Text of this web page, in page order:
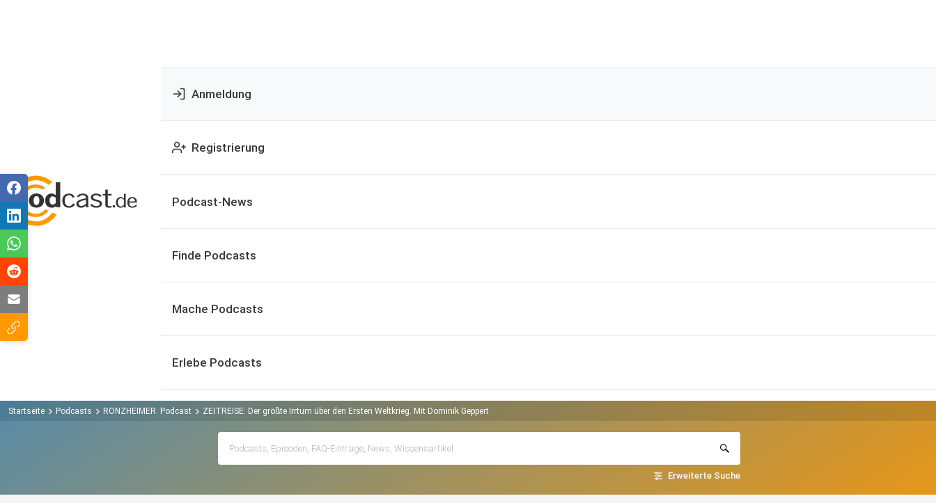
Anmeldung
Registrierung
Podcast-News
Finde Podcasts
Mache Podcasts
Erlebe Podcasts
Startseite Podcasts RONZHEIMER. Podcast ZEITREISE: Der größte Irrtum über den Ersten Weltkrieg. Mit Dominik Geppert
Erweiterte Suche